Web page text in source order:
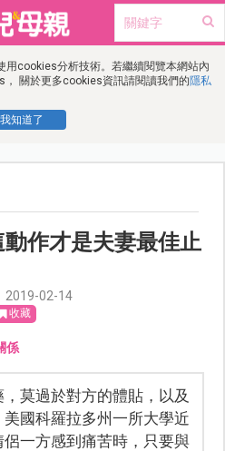
用cookies分析技術。若繼續閱覽本網站內
關於更多cookies資訊請閱讀我們的隱私
我知道了
動作才是夫妻最佳止
2019-02-14
收藏
係
莫過於對方的體貼，以及
國科羅拉多州一所大學近
一方感到痛苦時，只要與